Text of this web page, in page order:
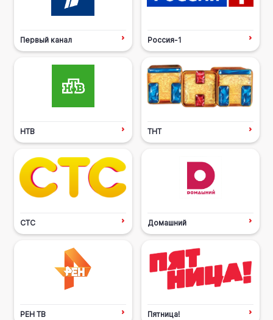
Первый канал Россия-1
НТВ ТНТ
СТС Домашний
РЕН ТВ Пятница!